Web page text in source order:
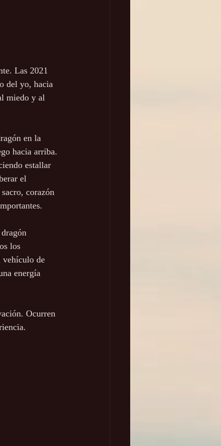
Las 2021
del yo, hacia
miedo y al
en la
hacia arriba.
estallar
el
corazón
los
vehículo de
energía
Ocurren